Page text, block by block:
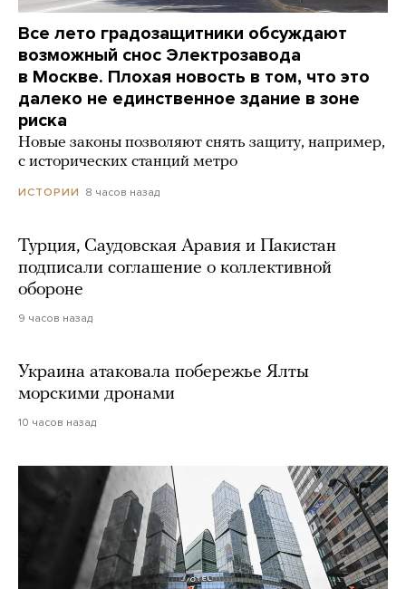
Все лето градозащитники обсуждают
возможный снос Электрозавода
в Москве. Плохая новость в том, что это
далеко не единственное здание в зоне
риска
Новые законы позволяют снять защиту, например,
с исторических станций метро
ИСТОРИИ 8 часов назад
Турция, Саудовская Аравия и Пакистан
подписали соглашение о коллективной
обороне
9 часов назад
Украина атаковала побережье Ялты
морскими дронами
10 часов назад